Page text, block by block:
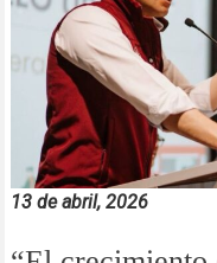
13 de abril, 2026